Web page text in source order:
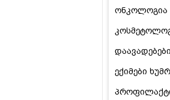
ონკოლოგია
ექიმები